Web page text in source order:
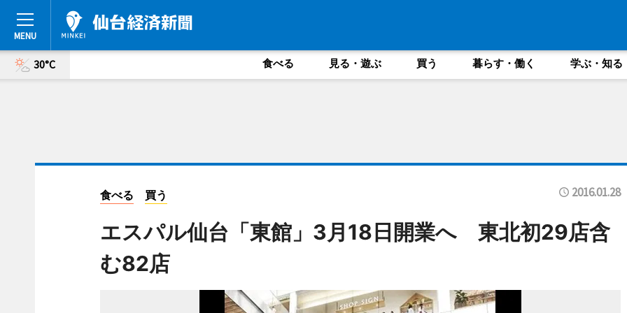
30°C 食べる 見る・遊ぶ 買う 暮らす・働く 学ぶ・知る
食べる 買う 2016.01.28
エスパル仙台「東館」3月18日開業へ 東北初29店含
む82店